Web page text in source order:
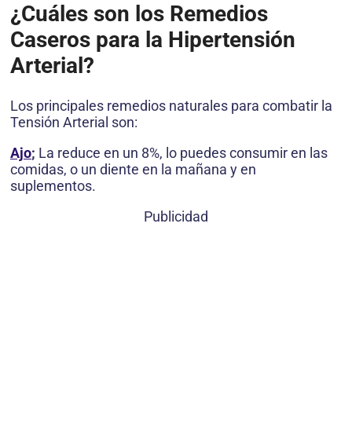
¿Cuáles son los Remedios
Caseros para la Hipertensión
Arterial?
Los principales remedios naturales para combatir la
Tensión Arterial son:
Ajo; La reduce en un 8%, lo puedes consumir en las
comidas, o un diente en la mañana y en
suplementos.
Publicidad